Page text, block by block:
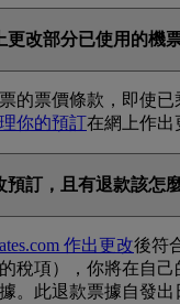
更改部分已使用的機
的票價條款，即使
你的預訂在網上作出
預訂，且有退款該怎
作出更改後符
稅項），你將在自己
。此退款票據自發出